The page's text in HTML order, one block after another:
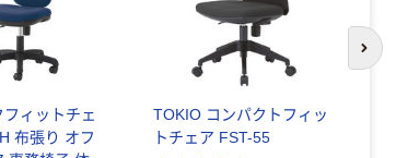
フィットチェ
布張り オフ
TOKIO コンパクトフィッ
トチェア FST-55
次